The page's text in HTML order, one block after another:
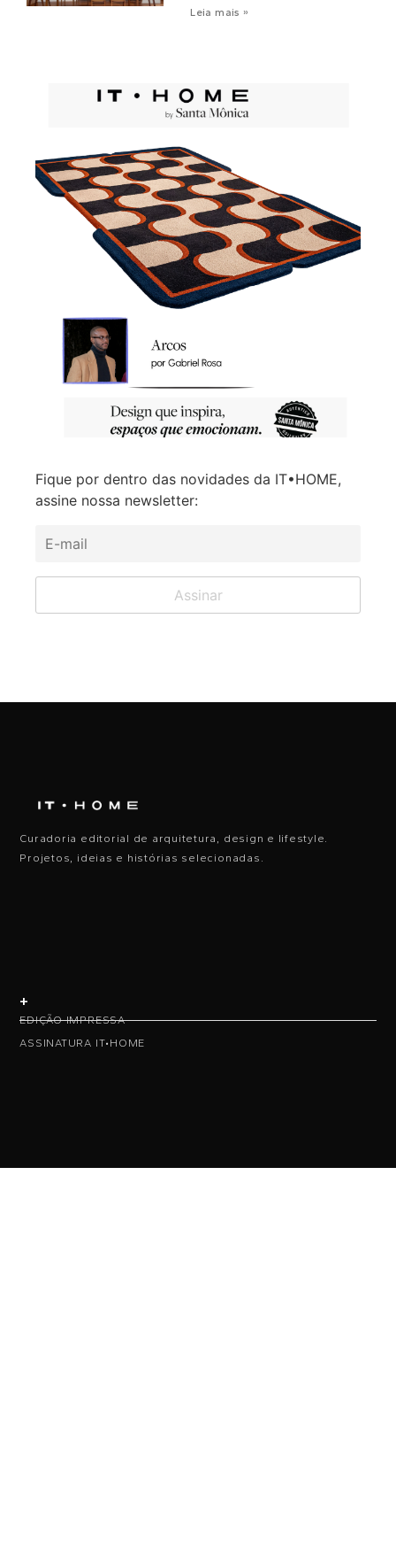
Leia mais »
Fique por dentro das novidades da IT•HOME,
assine nossa newsletter:
Curadoria editorial de arquitetura, design e lifestyle.
Projetos, ideias e histórias selecionadas.
+
EDIÇÃO IMPRESSA
ASSINATURA IT•HOME